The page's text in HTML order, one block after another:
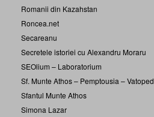
Romanii din Kazahstan
Roncea.net
Secareanu
Secretele istoriei cu Alexandru Moraru
SEOlium – Laboratorium
Sf. Munte Athos – Pemptousia – Vatoped
Sfantul Munte Athos
Simona Lazar